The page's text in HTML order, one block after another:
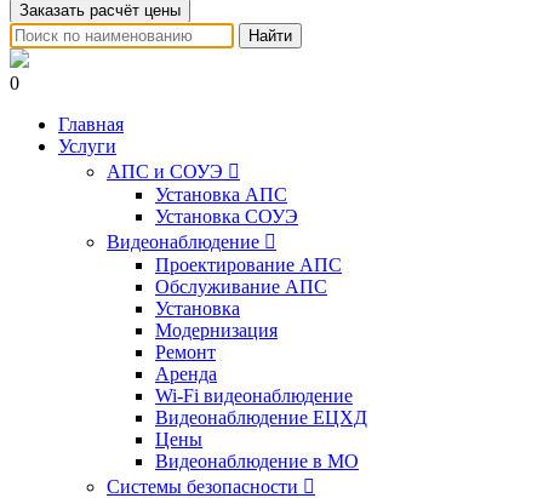
Заказать расчёт цены
Найти
0
Главная
Услуги
АПС и СОУЭ 
Установка АПС
Установка СОУЭ
Видеонаблюдение 
Проектирование АПС
Обслуживание АПС
Установка
Модернизация
Ремонт
Аренда
Wi-Fi видеонаблюдение
Видеонаблюдение ЕЦХД
Цены
Видеонаблюдение в МО
Системы безопасности 